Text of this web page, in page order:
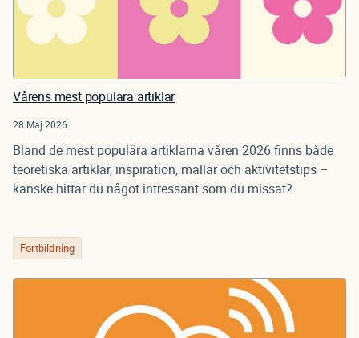
Vårens mest populära artiklar
28 Maj 2026
Bland de mest populära artiklarna våren 2026 finns både
teoretiska artiklar, inspiration, mallar och aktivitetstips –
kanske hittar du något intressant som du missat?
Fortbildning